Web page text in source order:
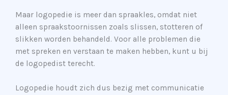
Maar logopedie is meer dan spraakles, omdat niet
alleen spraakstoornissen zoals slissen, stotteren of
slikken worden behandeld. Voor alle problemen die
met spreken en verstaan te maken hebben, kunt u bij
de logopedist terecht.
Logopedie houdt zich dus bezig met communicatie